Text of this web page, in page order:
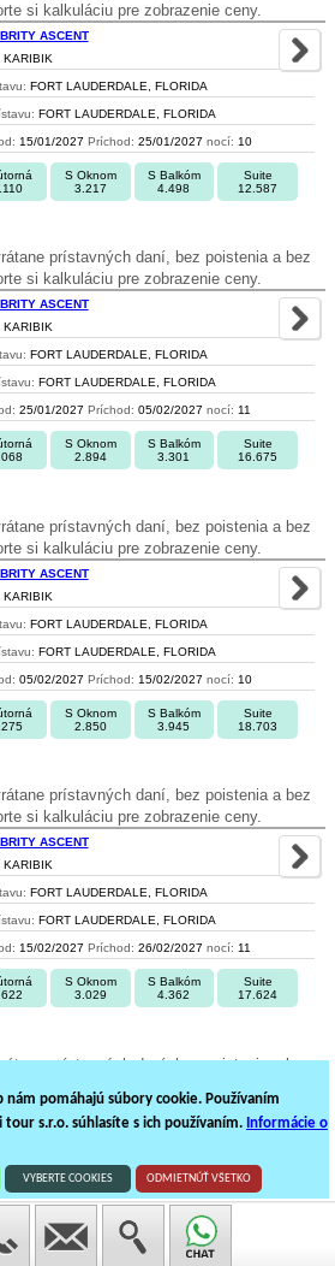
nám pomáhajú súbory cookie. Používaním
s.r.o. súhlasíte s ich používaním. Informácie o
VYBERTE COOKIES ODMIETNÚŤ VŠETKO
si kalkuláciu pre zobrazenie ceny.
ASCENT
KARIBIK
FORT LAUDERDALE, FLORIDA
FORT LAUDERDALE, FLORIDA
15/01/2027 Príchod: 25/01/2027 nocí: 10
S Oknom
3.217
S Balkóm
4.498
Suite
12.587
prístavných daní, bez poistenia a bez
si kalkuláciu pre zobrazenie ceny.
ASCENT
KARIBIK
FORT LAUDERDALE, FLORIDA
FORT LAUDERDALE, FLORIDA
25/01/2027 Príchod: 05/02/2027 nocí: 11
S Oknom
2.894
S Balkóm
3.301
Suite
16.675
prístavných daní, bez poistenia a bez
si kalkuláciu pre zobrazenie ceny.
ASCENT
KARIBIK
FORT LAUDERDALE, FLORIDA
FORT LAUDERDALE, FLORIDA
05/02/2027 Príchod: 15/02/2027 nocí: 10
S Oknom
2.850
S Balkóm
3.945
Suite
18.703
prístavných daní, bez poistenia a bez
si kalkuláciu pre zobrazenie ceny.
ASCENT
KARIBIK
FORT LAUDERDALE, FLORIDA
FORT LAUDERDALE, FLORIDA
15/02/2027 Príchod: 26/02/2027 nocí: 11
S Oknom
3.029
S Balkóm
4.362
Suite
17.624
prístavných daní, bez poistenia a bez
1 2 3
loďou na3stránkách